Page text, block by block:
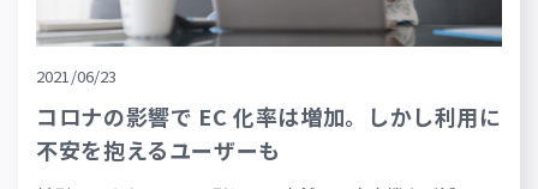
2021/06/23
コロナの影響で EC 化率は増加。しかし利用に
不安を抱えるユーザーも